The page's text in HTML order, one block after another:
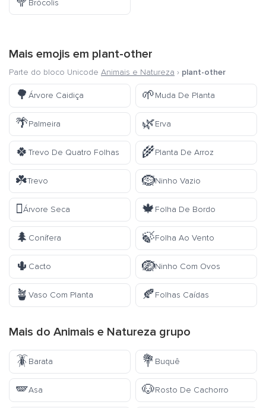
Brócolis
Mais emojis em plant-other
Parte do bloco Unicode Animais e Natureza › plant-other
🌳 Árvore Caidiça 🌱Muda De Planta
🌴Palmeira 🌿Erva
🍀 Trevo De Quatro Folhas 🌾Planta De Arroz
☘️Trevo 🪹Ninho Vazio
🪾Árvore Seca 🍁Folha De Bordo
🌲 Conífera 🍃Folha Ao Vento
🌵 Cacto 🪺Ninho Com Ovos
🪴 Vaso Com Planta 🍂Folhas Caídas
Mais do Animais e Natureza grupo
🪳Barata 💐 Buquê
🪽Asa 🐶Rosto De Cachorro